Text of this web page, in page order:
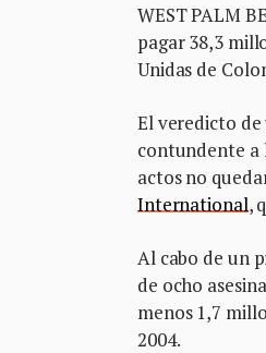
WEST PALM
pagar 38,3
Unidas de
El veredicto
contundente a
actos no
International,
Al cabo de un
de ocho
menos 1,7
2004.